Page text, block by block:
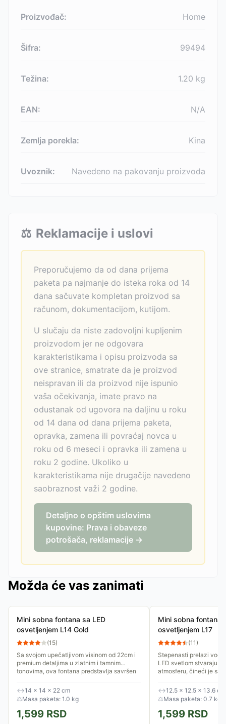
Proizvođač: Home
Šifra: 99494
Težina: 1.20 kg
EAN: N/A
Zemlja porekla: Kina
Uvoznik: Navedeno na pakovanju proizvoda
⚖️ Reklamacije i uslovi
Preporučujemo da od dana prijema
paketa pa najmanje do isteka roka od 14
dana sačuvate kompletan proizvod sa
računom, dokumentacijom, kutijom.
U slučaju da niste zadovoljni kupljenim
proizvodom jer ne odgovara
karakteristikama i opisu proizvoda sa
ove stranice, smatrate da je proizvod
neispravan ili da proizvod nije ispunio
vaša očekivanja, imate pravo na
odustanak od ugovora na daljinu u roku
od 14 dana od dana prijema paketa,
opravka, zamena ili povraćaj novca u
roku od 6 meseci i opravka ili zamena u
roku 2 godine. Ukoliko u
karakteristikama nije drugačije navedeno
saobraznost važi 2 godine.
Detaljno o opštim uslovima
kupovine: Prava i obaveze
potrošača, reklamacije →
Možda će vas zanimati
Mini sobna fontana sa LED
osvetljenjem L14 Gold
(15)
Sa svojom upečatljivom visinom od 22cm i
premium detaljima u zlatnim i tamnim
tonovima, ova fontana predstavlja savršen
↔14 × 14 × 22 cm
⚖Masa paketa: 1.0 kg
1,599 RSD
Mini sobna fontana
osvetljenjem L17
(11)
Stepenasti prelazi
LED svetlom stvaraju
atmosferu, čineći je
↔12.5 × 12.5 × 13.6 cm
⚖Masa paketa: 0.7 kg
1,599 RSD